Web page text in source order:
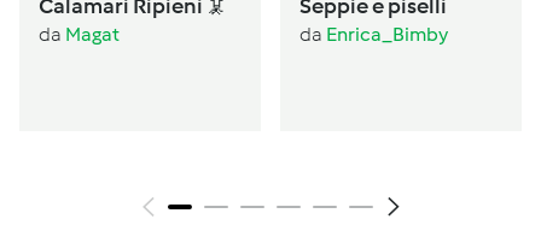
Calamari Ripieni 🦑
da Magat
Seppie e piselli
da Enrica_Bimby